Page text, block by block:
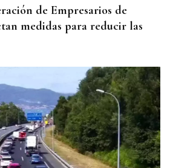
de Empresarios de
medidas para reducir las